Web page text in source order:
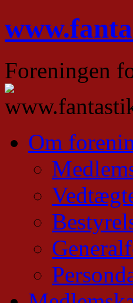
til
indhold
Foreningen
Om